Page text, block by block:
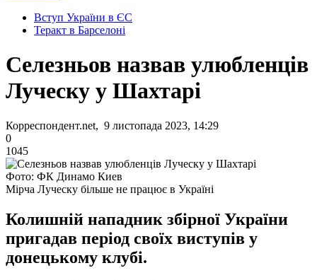
Вступ України в ЄС
Теракт в Барселоні
Селезньов назвав улюбленців
Луческу у Шахтарі
Корреспондент.net, 9 листопада 2023, 14:29
0
1045
Фото: ФК Динамо Киев
Мірча Луческу більше не працює в Україні
Колишній нападник збірної України
пригадав період своїх виступів у
донецькому клубі.